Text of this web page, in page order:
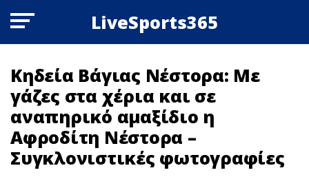
LiveSports365
Κηδεία Βάγιας Νέστορα: Με
γάζες στα χέρια και σε
αναπηρικό αμαξίδιο η
Αφροδίτη Νέστορα –
Συγκλονιστικές φωτογραφίες